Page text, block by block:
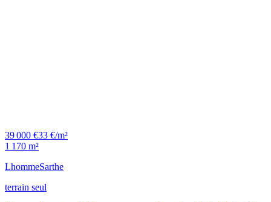
39 000 €33 €/m²
1 170 m²
LhommeSarthe
terrain seul